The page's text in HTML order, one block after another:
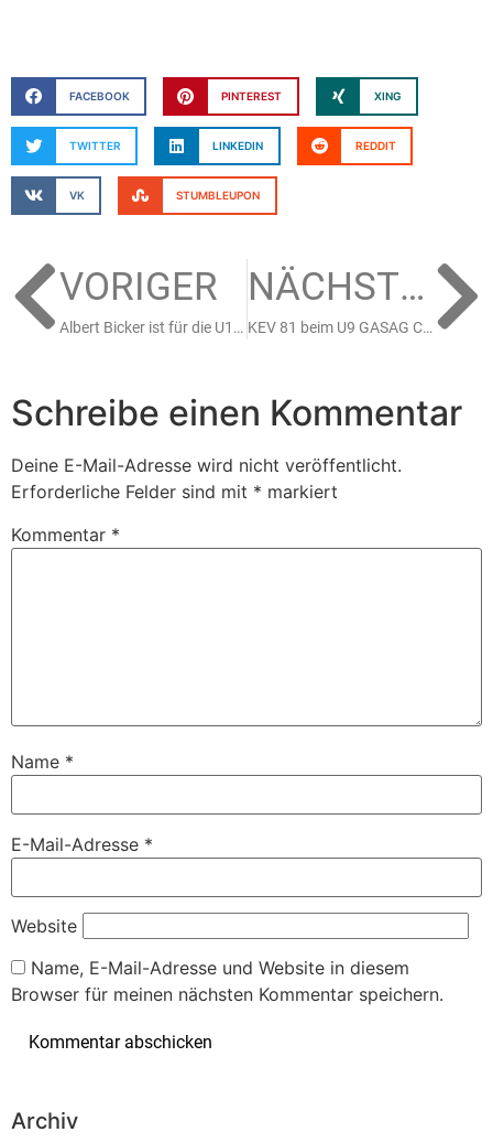
FACEBOOK PINTEREST XING
TWITTER LINKEDIN REDDIT
VK STUMBLEUPON
VORIGER
Albert Bicker ist für die U18 Weltmeisterschaft nominiert!
NÄCHSTER
KEV 81 beim U9 GASAG Cup 2025 in Berlin
Schreibe einen Kommentar
Deine E-Mail-Adresse wird nicht veröffentlicht.
Erforderliche Felder sind mit * markiert
Kommentar *
Name *
E-Mail-Adresse *
Website
Name, E-Mail-Adresse und Website in diesem
Browser für meinen nächsten Kommentar speichern.
Archiv